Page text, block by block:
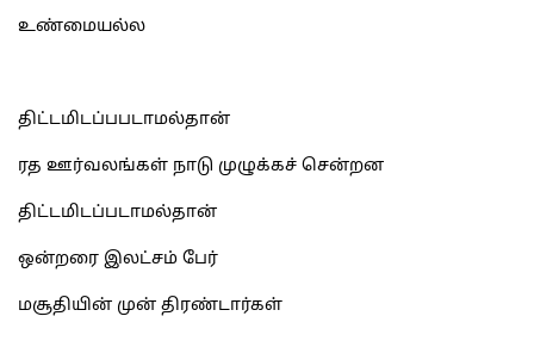
உண்மையல்ல
திட்டமிடப்பபடாமல்தான்
ரத ஊர்வலங்கள் நாடு முழுக்கச் சென்றன
திட்டமிடப்படாமல்தான்
ஒன்றரை இலட்சம் பேர்
மசூதியின் முன் திரண்டார்கள்